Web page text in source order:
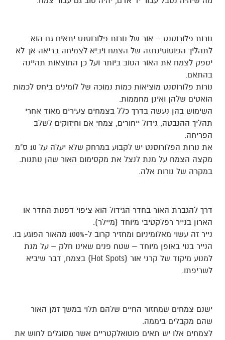
נורות פלורוסנט – אור של נורות פלורוסנט יתאים גם הוא
לתהליך הפוטוסינתזה של הצמח ויביא לצמיחה בריאה אך לא
יספק לצמח את האור הטוב ביותר ועל כן התוצאות תהיינה
בהתאם.
נורות פלורוסנט מוציאות כמות נמוכה של לומינים ביחס לכמות
הואטים שלהן ואינן מחממות.
השימוש בהן נעשה בדרך כלל בצמחים צעירים מאוד אחרי
תהליך ההנבטה, גידול ייחורים, צמחי אם וחיזוקים לשלב
הפריחה.
את נורות הפלורוסנט יש לקבוע במרחק שלא יעלה על 10 ס"מ
מקצה הצמח על מנת לנצל את מקסימום האור שהן נותנות.
במקרה של נורות אלה.
דרך להגברת האור בחדר הגידול הוא ציפוי דפנות החדר או
הארון בנייר רפלקטיבי מיוחד (מיילר).
נייר זה עשוי מאלומיניום ומחזיר קרוב ל-100% מהאור הפוגע בו.
הנייר בנוי באופן מיוחד – שטח פנים שאינו חלק – על מנת
למנוע מיקוד של קרני אור (Hot Spots) בצמח, דבר שיביא
לשריפתו.
ישנם צמחים שמחזור החיים שלהם תלוי במשך זמן האור
שהם מקבלים ביממה.
לצמחים אלו יש תאים פוטואלקטריים אשר מסוגלים לחוש את